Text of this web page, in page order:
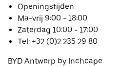
Openingstijden
Ma-vrij 9:00 - 18:00
Zaterdag 10:00 - 17:00
Tel: +32 (0)2 235 29 80
BYD Antwerp by Inchcape